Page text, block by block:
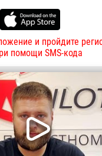
и пройдите
помощи SMS-кода